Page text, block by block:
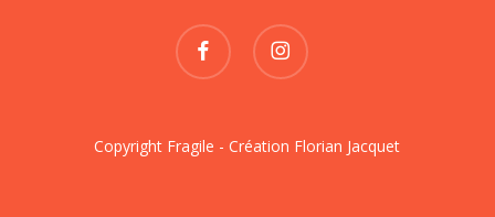
facebook instagram
Copyright Fragile - Création Florian Jacquet